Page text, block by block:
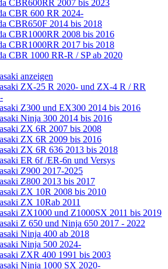
CBR600RR 2007 bis 2023
CBR 600 RR 2024-
CBR650F 2014 bis 2018
CBR1000RR 2008 bis 2016
CBR1000RR 2017 bis 2018
CBR 1000 RR-R / SP ab 2020
anzeigen
ZX-25 R 2020- und ZX-4 R / RR
Z300 und EX300 2014 bis 2016
Ninja 300 2014 bis 2016
ZX 6R 2007 bis 2008
ZX 6R 2009 bis 2016
ZX 6R 636 2013 bis 2018
ER 6f /ER-6n und Versys
Z900 2017-2025
Z800 2013 bis 2017
ZX 10R 2008 bis 2010
ZX 10Rab 2011
ZX1000 und Z1000SX 2011 bis 2019
Z 650 und Ninja 650 2017 - 2022
Ninja 400 ab 2018
Ninja 500 2024-
ZXR 400 1991 bis 2003
Ninja 1000 SX 2020-